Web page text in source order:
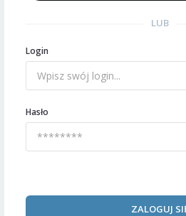
LUB
Login
Hasło
ZALOGUJ